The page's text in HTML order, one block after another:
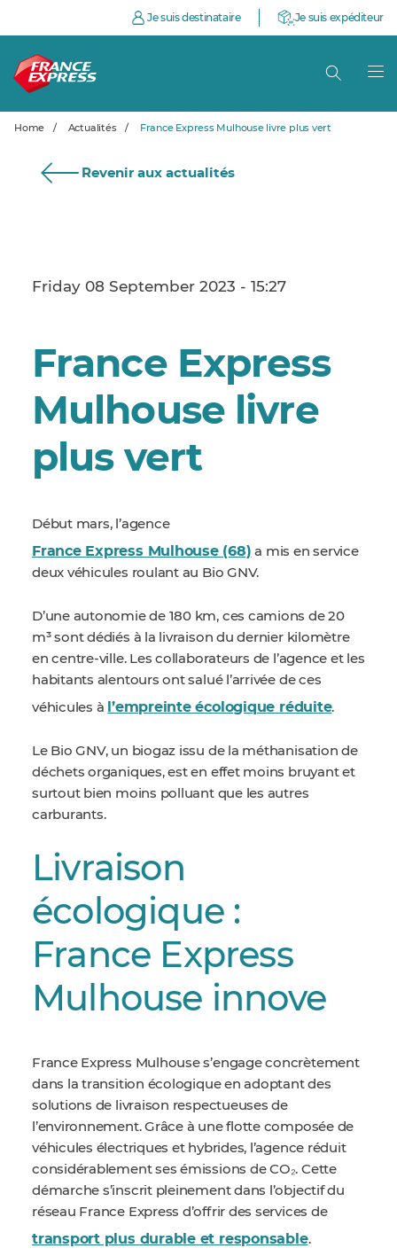
Je suis destinataire Je suis expéditeur
Home / Actualités / France Express Mulhouse livre plus vert
Revenir aux actualités
Friday 08 September 2023 - 15:27
France Express
Mulhouse livre
plus vert
Début mars, l’agence
France Express Mulhouse (68) a mis en service
deux véhicules roulant au Bio GNV.
D’une autonomie de 180 km, ces camions de 20
m³ sont dédiés à la livraison du dernier kilomètre
en centre-ville. Les collaborateurs de l’agence et les
habitants alentours ont salué l’arrivée de ces
véhicules à l’empreinte écologique réduite.
Le Bio GNV, un biogaz issu de la méthanisation de
déchets organiques, est en effet moins bruyant et
surtout bien moins polluant que les autres
carburants.
Livraison
écologique :
France Express
Mulhouse innove
France Express Mulhouse s’engage concrètement
dans la transition écologique en adoptant des
solutions de livraison respectueuses de
l’environnement. Grâce à une flotte composée de
véhicules électriques et hybrides, l’agence réduit
considérablement ses émissions de CO₂. Cette
démarche s’inscrit pleinement dans l’objectif du
réseau France Express d’offrir des services de
transport plus durable et responsable.